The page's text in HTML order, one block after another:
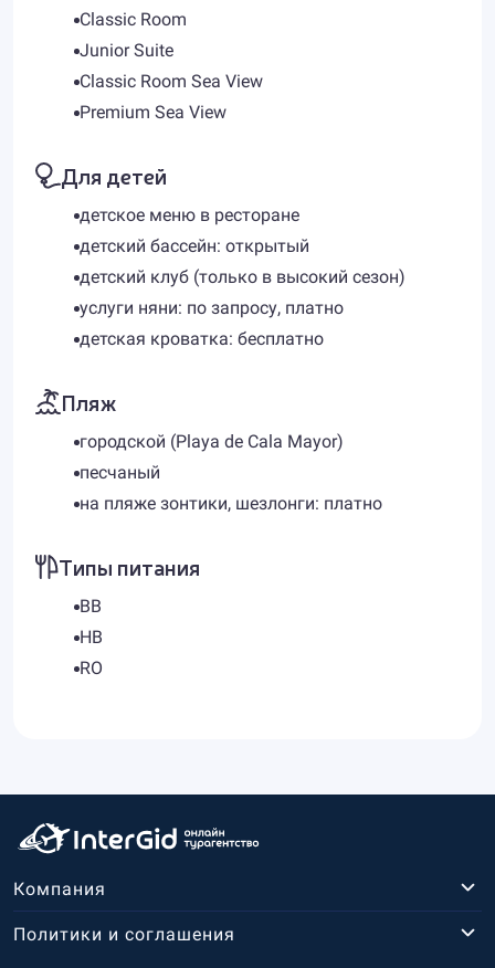
Classic Room
Junior Suite
Classic Room Sea View
Premium Sea View
Для детей
детское меню в ресторане
детский бассейн: открытый
детский клуб (только в высокий сезон)
услуги няни: по запросу, платно
детская кроватка: бесплатно
Пляж
городской (Playa de Cala Mayor)
песчаный
на пляже зонтики, шезлонги: платно
Типы питания
BB
HB
RO
Компания
Политики и соглашения